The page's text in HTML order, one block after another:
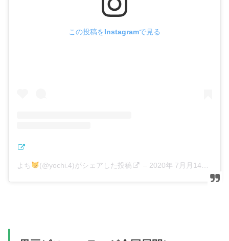
この投稿をInstagramで見る
よち (@yochi.4)がシェアした投稿 – 2020年 7月月14日午前3時56分PDT